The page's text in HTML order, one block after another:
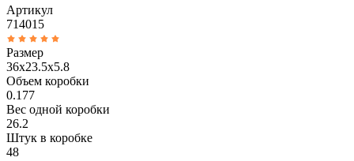
Артикул
714015
Размер
36x23.5x5.8
Объем коробки
0.177
Вес одной коробки
26.2
Штук в коробке
48